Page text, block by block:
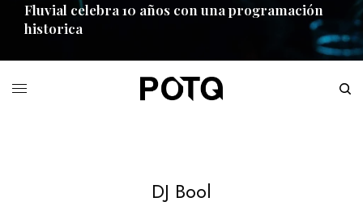
Fluvial celebra 10 años con una programación
historica
DJ Bool